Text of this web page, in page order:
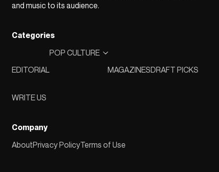
and music to its audience.
Categories
EDITORIAL
POP CULTURE
MAGAZINESDRAFT PICKS
WRITE US
Company
AboutPrivacy PolicyTerms of Use